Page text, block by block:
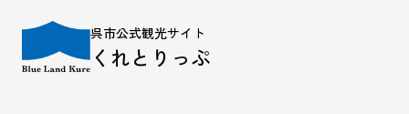
呉市公式観光サイト
くれとりっぷ